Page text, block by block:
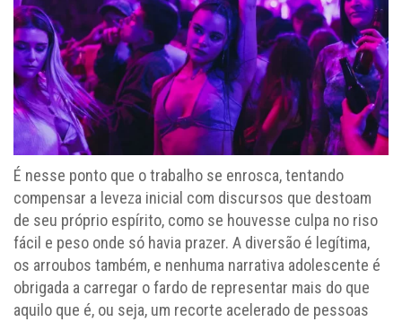
É nesse ponto que o trabalho se enrosca, tentando
compensar a leveza inicial com discursos que destoam
de seu próprio espírito, como se houvesse culpa no riso
fácil e peso onde só havia prazer. A diversão é legítima,
os arroubos também, e nenhuma narrativa adolescente é
obrigada a carregar o fardo de representar mais do que
aquilo que é, ou seja, um recorte acelerado de pessoas